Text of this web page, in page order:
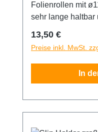
Folienrollen mit
sehr lange haltbar
Regulärer Preis:
13,50 €
Preise inkl. MwSt.
In